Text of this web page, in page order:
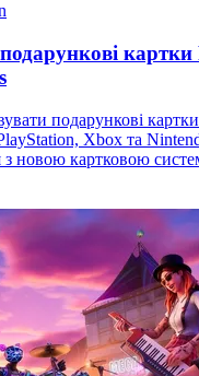
подарункові
Xbox та
з новою картковою